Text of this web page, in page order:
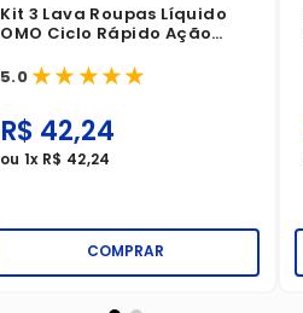
Kit 3 Lava Roupas Líquido
OMO Ciclo Rápido Ação
5.0★★★★★
R$ 42,24
ou1x R$ 42,24
COMPRAR